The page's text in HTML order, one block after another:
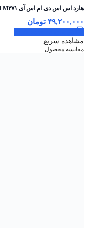
هارد اس اس دی ام اس آی SPATIUM M۳۷۱ ظرفیت ۲ ترابایت
۴۹,۲۰۰,۰۰۰ تومان
مشاهده سریع
مقایسه محصول